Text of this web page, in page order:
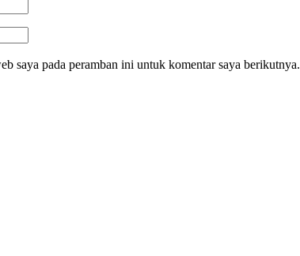
saya pada peramban ini untuk komentar saya berikutnya.